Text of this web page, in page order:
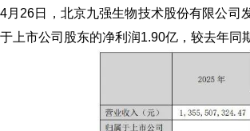
4月26日，北京九强生物技术股份有限公司
于上市公司股东的净利润1.90亿，较去年同